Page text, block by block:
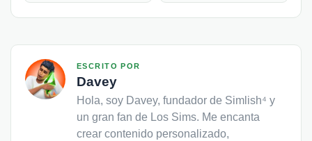
ESCRITO POR
Davey
Hola, soy Davey, fundador de Simlish⁴ y
un gran fan de Los Sims. Me encanta
crear contenido personalizado,